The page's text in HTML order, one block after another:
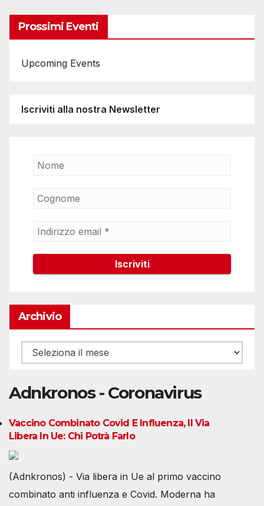
Prossimi Eventi
Upcoming Events
Iscriviti alla nostra Newsletter
Archivio
Archivio
Adnkronos - Coronavirus
Vaccino Combinato Covid E Influenza, Il Via
Libera In Ue: Chi Potrà Farlo
(Adnkronos) - Via libera in Ue al primo vaccino
combinato anti influenza e Covid. Moderna ha